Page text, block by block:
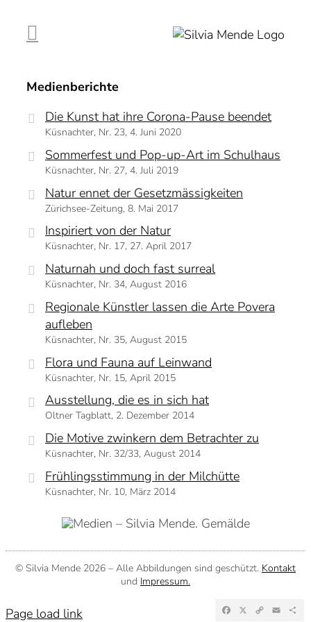
Inhalt
springen
Medienberichte
Die Kunst hat ihre Corona-Pause beendet
Küsnachter, Nr. 23, 4. Juni 2020
Sommerfest und Pop-up-Art im Schulhaus
Küsnachter, Nr. 27, 4. Juli 2019
Natur ennet der Gesetzmässigkeiten
Zürichsee-Zeitung, 8. Mai 2017
Inspiriert von der Natur
Küsnachter, Nr. 17, 27. April 2017
Naturnah und doch fast surreal
Küsnachter, Nr. 34, August 2016
Regionale Künstler lassen die Arte Povera
aufleben
Küsnachter, Nr. 35, August 2015
Flora und Fauna auf Leinwand
Küsnachter, Nr. 15, April 2015
Ausstellung, die es in sich hat
Oltner Tagblatt, 2. Dezember 2014
Die Motive zwinkern dem Betrachter zu
Küsnachter, Nr. 32/33, August 2014
Frühlingsstimmung in der Milchütte
Küsnachter, Nr. 10, März 2014
© Silvia Mende 2026 – Alle Abbildungen sind geschützt. Kontakt
und Impressum.
Page load link Facebook
X CopyEmail